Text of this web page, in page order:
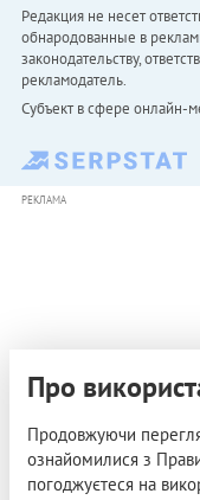
Редакция не несет
обнародованные в
законодательству,
рекламодатель.
Субъект в сфере онлайн-
РЕКЛАМА
Про
Продовжуючи
ознайомилися з
погоджуєтеся на